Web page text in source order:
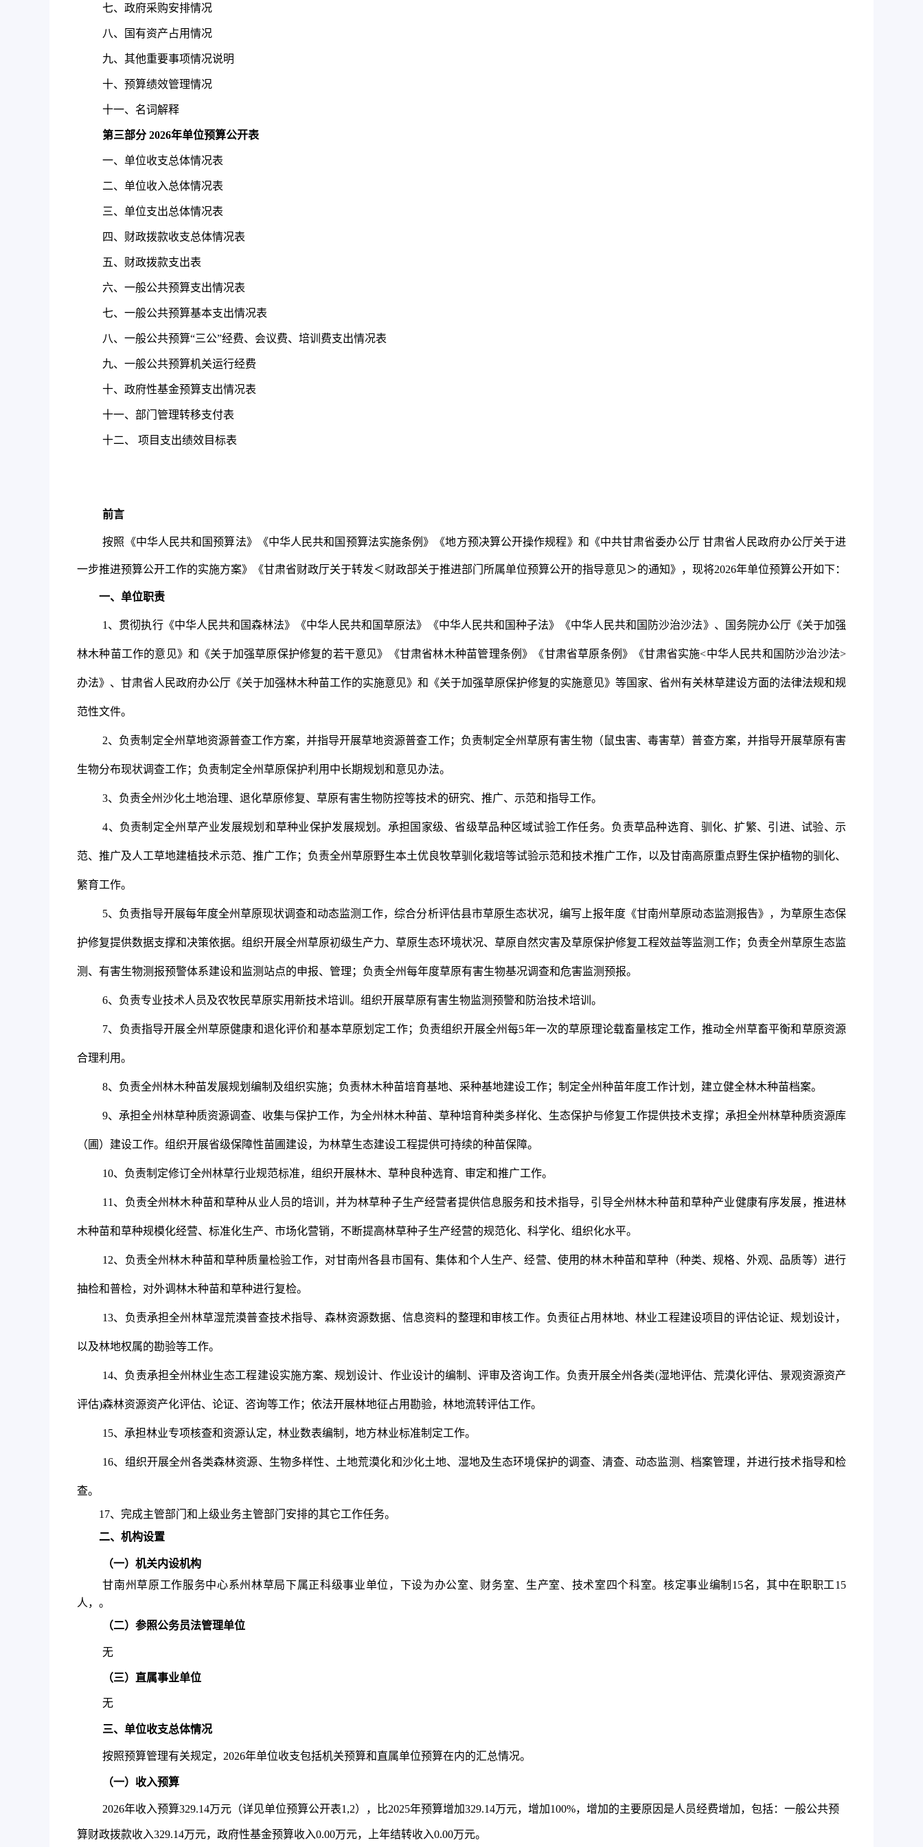
七、政府采购安排情况
八、国有资产占用情况
九、其他重要事项情况说明
十、预算绩效管理情况
十一、名词解释
第三部分 2026年单位预算公开表
一、单位收支总体情况表
二、单位收入总体情况表
三、单位支出总体情况表
四、财政拨款收支总体情况表
五、财政拨款支出表
六、一般公共预算支出情况表
七、一般公共预算基本支出情况表
八、一般公共预算“三公”经费、会议费、培训费支出情况表
九、一般公共预算机关运行经费
十、政府性基金预算支出情况表
十一、部门管理转移支付表
十二、 项目支出绩效目标表
前言
按照《中华人民共和国预算法》《中华人民共和国预算法实施条例》《地方预决算公开操作规程》和《中共甘肃省委办公厅 甘肃省人民政府办公厅关于进
一步推进预算公开工作的实施方案》《甘肃省财政厅关于转发＜财政部关于推进部门所属单位预算公开的指导意见＞的通知》，现将2026年单位预算公开如下：
一、单位职责
1 、贯彻执行《中华人民共和国森林法》《中华人民共和国草原法》《中华人民共和国种子法》《中华人民共和国防沙治沙法》、国务院办公厅《关于加强
林木种苗工作的意见》和《关于加强草原保护修复的若干意见》《甘肃省林木种苗管理条例》《甘肃省草原条例》《甘肃省实施<中华人民共和国防沙治沙法>
办法》、甘肃省人民政府办公厅《关于加强林木种苗工作的实施意见》和《关于加强草原保护修复的实施意见》等国家、省州有关林草建设方面的法律法规和规
范性文件。
2、负责制定全州草地资源普查工作方案，并指导开展草地资源普查工作；负责制定全州草原有害生物（鼠虫害、毒害草）普查方案，并指导开展草原有害
生物分布现状调查工作；负责制定全州草原保护利用中长期规划和意见办法。
3、负责全州沙化土地治理、退化草原修复、草原有害生物防控等技术的研究、推广、示范和指导工作。
4、负责制定全州草产业发展规划和草种业保护发展规划。承担国家级、省级草品种区域试验工作任务。负责草品种选育、驯化、扩繁、引进、试验、示
范、推广及人工草地建植技术示范、推广工作；负责全州草原野生本土优良牧草驯化栽培等试验示范和技术推广工作，以及甘南高原重点野生保护植物的驯化、
繁育工作。
5、负责指导开展每年度全州草原现状调查和动态监测工作，综合分析评估县市草原生态状况，编写上报年度《甘南州草原动态监测报告》，为草原生态保
护修复提供数据支撑和决策依据。组织开展全州草原初级生产力、草原生态环境状况、草原自然灾害及草原保护修复工程效益等监测工作；负责全州草原生态监
测、有害生物测报预警体系建设和监测站点的申报、管理；负责全州每年度草原有害生物基况调查和危害监测预报。
6、负责专业技术人员及农牧民草原实用新技术培训。组织开展草原有害生物监测预警和防治技术培训。
7、负责指导开展全州草原健康和退化评价和基本草原划定工作；负责组织开展全州每5年一次的草原理论载畜量核定工作，推动全州草畜平衡和草原资源
合理利用。
8、负责全州林木种苗发展规划编制及组织实施；负责林木种苗培育基地、采种基地建设工作；制定全州种苗年度工作计划，建立健全林木种苗档案。
9、承担全州林草种质资源调查、收集与保护工作，为全州林木种苗、草种培育种类多样化、生态保护与修复工作提供技术支撑；承担全州林草种质资源库
（圃）建设工作。组织开展省级保障性苗圃建设，为林草生态建设工程提供可持续的种苗保障。
10、负责制定修订全州林草行业规范标准，组织开展林木、草种良种选育、审定和推广工作。
11 、负责全州林木种苗和草种从业人员的培训，并为林草种子生产经营者提供信息服务和技术指导，引导全州林木种苗和草种产业健康有序发展，推进林
木种苗和草种规模化经营、标准化生产、市场化营销，不断提高林草种子生产经营的规范化、科学化、组织化水平。
12、负责全州林木种苗和草种质量检验工作，对甘南州各县市国有、集体和个人生产、经营、使用的林木种苗和草种（种类、规格、外观、品质等）进行
抽检和普检，对外调林木种苗和草种进行复检。
13、负责承担全州林草湿荒漠普查技术指导、森林资源数据、信息资料的整理和审核工作。负责征占用林地、林业工程建设项目的评估论证、规划设计，
以及林地权属的勘验等工作。
14、负责承担全州林业生态工程建设实施方案、规划设计、作业设计的编制、评审及咨询工作。负责开展全州各类(湿地评估、荒漠化评估、景观资源资产
评估)森林资源资产化评估、论证、咨询等工作；依法开展林地征占用勘验，林地流转评估工作。
15、承担林业专项核查和资源认定，林业数表编制，地方林业标准制定工作。
16、组织开展全州各类森林资源、生物多样性、土地荒漠化和沙化土地、湿地及生态环境保护的调查、清查、动态监测、档案管理，并进行技术指导和检
查。
17、完成主管部门和上级业务主管部门安排的其它工作任务。
二、机构设置
（一）机关内设机构
甘南州草原工作服务中心系州林草局下属正科级事业单位，下设为办公室、财务室、生产室、技术室四个科室。核定事业编制 15名，其中在职职工15
人，。
（二）参照公务员法管理单位
无
（三）直属事业单位
无
三、单位收支总体情况
按照预算管理有关规定， 2026年单位收支包括机关预算和直属单位预算在内的汇总情况。
（一）收入预算
2026年收入预算329.14万元（详见单位预算公开表1,2），比2025年预算增加329.14万元，增加100%，增加的主要原因是人员经费增加，包括：一般公共预
算财政拨款收入329.14万元，政府性基金预算收入0.00万元，上年结转收入0.00万元。